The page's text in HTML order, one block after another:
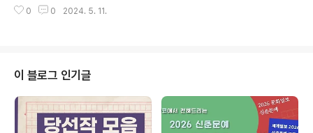
모전, 대외활동 정보 / 소개 / 뉴스소식은 @콘테스트코리
1회 빵꾸똥꾸 문구야 x 한가람문구 어린이 그림 그리기 대
24 다양한 가족의 재발견 영상 공모전✔ 제43회 복사골
백일장 사생(그림) 공모전✔ 보니를 부탁해 캐릭터 공모 ​*
자세한 내용은 뉴스카드를 클릭하시면 확인하실 수 있습니
다.​​​자세한 내용은 콘테스트코리아 홈페이지에서 확인하시
면 도움이 됩니다~​콘테스트, 공모전, 대외활동 정보 / 소
0 0 2024. 5. 11.
이 블로그 인기글